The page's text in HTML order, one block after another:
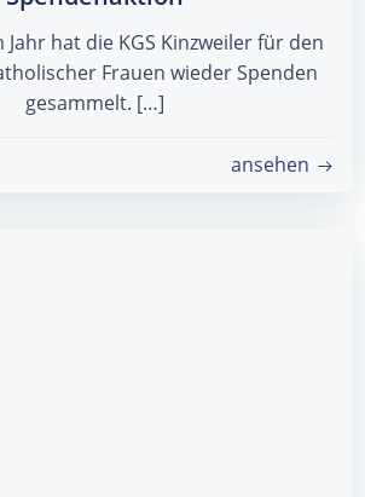
hat die KGS Kinzweiler für den
Frauen wieder Spenden
gesammelt. […]
ansehen